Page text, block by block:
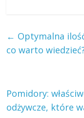
← Optymalna
co warto
Pomidory:
odżywcze, które